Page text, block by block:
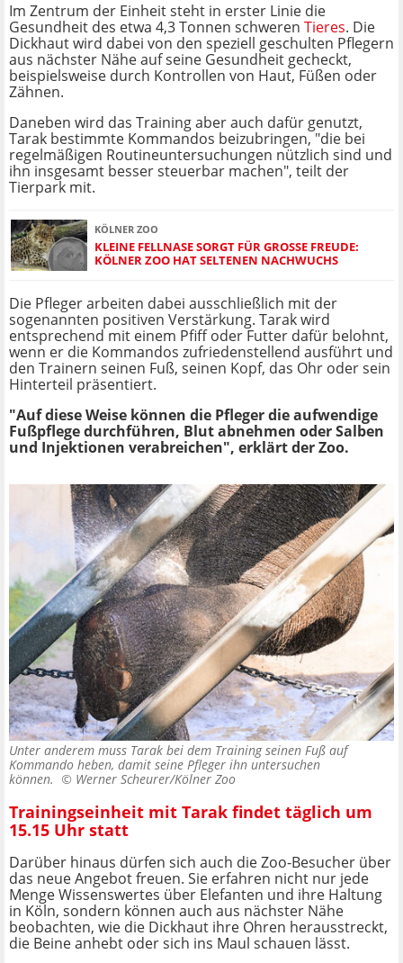
Im Zentrum der Einheit steht in erster Linie die
Gesundheit des etwa 4,3 Tonnen schweren Tieres. Die
Dickhaut wird dabei von den speziell geschulten Pflegern
aus nächster Nähe auf seine Gesundheit gecheckt,
beispielsweise durch Kontrollen von Haut, Füßen oder
Zähnen.
Daneben wird das Training aber auch dafür genutzt,
Tarak bestimmte Kommandos beizubringen, "die bei
regelmäßigen Routineuntersuchungen nützlich sind und
ihn insgesamt besser steuerbar machen", teilt der
Tierpark mit.
KÖLNER ZOO
KLEINE FELLNASE SORGT FÜR GROSSE FREUDE: K
ÖLNER ZOO HAT SELTENEN NACHWUCHS
Die Pfleger arbeiten dabei ausschließlich mit der
sogenannten positiven Verstärkung. Tarak wird
entsprechend mit einem Pfiff oder Futter dafür belohnt,
wenn er die Kommandos zufriedenstellend ausführt und
den Trainern seinen Fuß, seinen Kopf, das Ohr oder sein
Hinterteil präsentiert.
"Auf diese Weise können die Pfleger die aufwendige
Fußpflege durchführen, Blut abnehmen oder Salben
und Injektionen verabreichen", erklärt der Zoo.
Unter anderem muss Tarak bei dem Training seinen Fuß auf
Kommando heben, damit seine Pfleger ihn untersuchen
können. © Werner Scheurer/Kölner Zoo
Trainingseinheit mit Tarak findet täglich um
15.15 Uhr statt
Darüber hinaus dürfen sich auch die Zoo-Besucher über
das neue Angebot freuen. Sie erfahren nicht nur jede
Menge Wissenswertes über Elefanten und ihre Haltung
in Köln, sondern können auch aus nächster Nähe
beobachten, wie die Dickhaut ihre Ohren herausstreckt,
die Beine anhebt oder sich ins Maul schauen lässt.